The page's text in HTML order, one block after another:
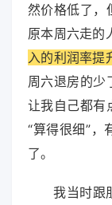
然价格低了，
原本周六走的
入的利润率提
周六退房的少
让我自己都有
“算得很细”，
了。
我当时跟